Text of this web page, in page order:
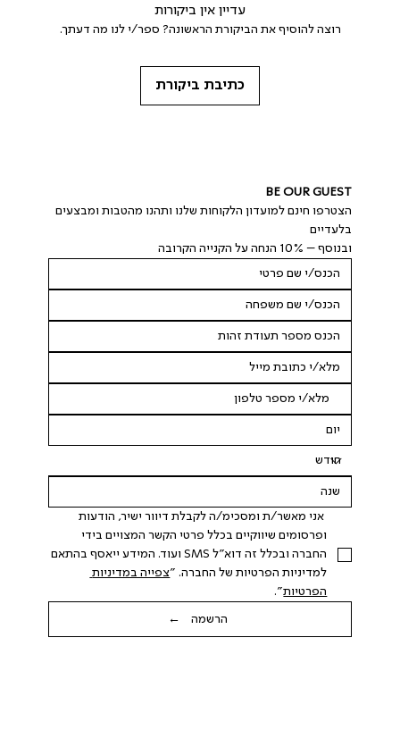
עדיין אין ביקורות
רוצה להוסיף את הביקורת הראשונה? ספר/י לנו מה דעתך.
כתיבת ביקורת
BE OUR GUEST
הצטרפו חינם למועדון הלקוחות שלנו ותהנו מהטבות ומבצעים
בלעדיים
ובנוסף – 10% הנחה על הקנייה הקרובה
אני מאשר/ת ומסכימ/ה לקבלת דיוור ישיר, הודעות
החברה ובכלל זה דוא"ל SMS ועוד. המידע ייאסף בהתאם
למדיניות הפרטיות של החברה. "
צפייה במדיניות
הפרטיות".
הרשמה ←